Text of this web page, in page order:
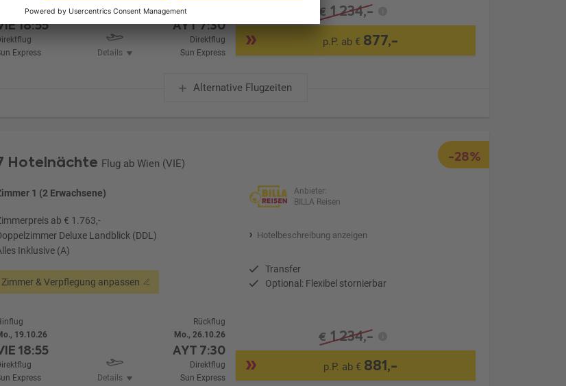
Di., 20.10.26
18:55
Express
Details
Di., 27.10.26
AYT7:30
Direktflug
Sun Express
€ 1.234,-
p.P. ab € 877,-
Alternative Flugzeiten
-28%
Hotelnächte Flug ab Wien (VIE)
1 (2 Erwachsene)
ab € 1.763,-
Deluxe Landblick (DDL)
Inklusive (A)
Zimmer & Verpflegung anpassen
Anbieter:
BILLA Reisen
Hotelbeschreibung anzeigen
Transfer
Optional: Flexibel stornierbar
19.10.26
18:55
Express
Details
Rückflug
Mo., 26.10.26
AYT 7:30
Direktflug
Sun Express
€ 1.234,-
p.P. ab € 881,-